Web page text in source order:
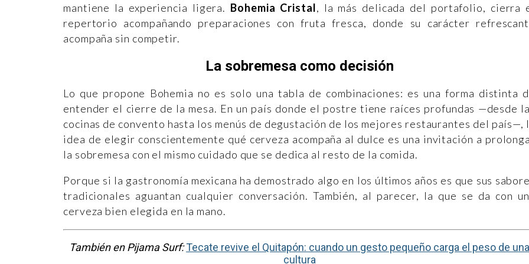
mantiene la experiencia ligera. Bohemia Cristal, la más delicada del portafolio, cierra
repertorio acompañando preparaciones con fruta fresca, donde su carácter
acompaña sin competir.
La sobremesa como decisión
Lo que propone Bohemia no es solo una tabla de combinaciones: es una forma distinta
entender el cierre de la mesa. En un país donde el postre tiene raíces profundas —desde
cocinas de convento hasta los menús de degustación de los mejores restaurantes del país—,
idea de elegir conscientemente qué cerveza acompaña al dulce es una invitación a
la sobremesa con el mismo cuidado que se dedica al resto de la comida.
Porque si la gastronomía mexicana ha demostrado algo en los últimos años es que sus
tradicionales aguantan cualquier conversación. También, al parecer, la que se da con
cerveza bien elegida en la mano.
También en Pijama Surf:Tecate revive el Quitapón: cuando un gesto pequeño carga el peso de una
cultura